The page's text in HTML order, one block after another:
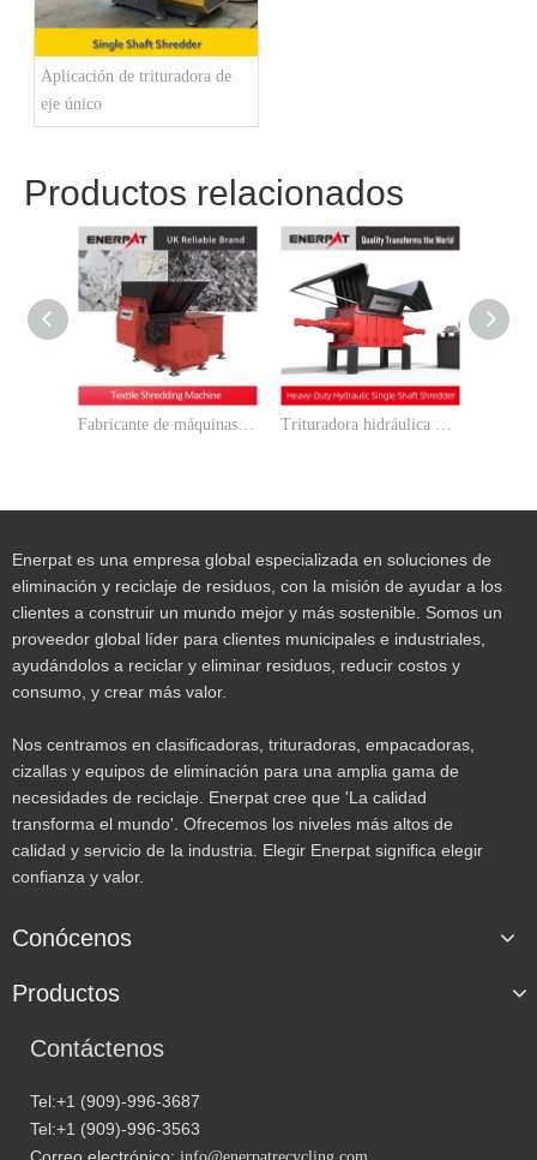
Aplicación de trituradora de
eje único
Productos relacionados
Fabricante de máquinas trituradoras de textiles ENERPAT Trituradora hidráulica de un eje de servicio pesado ENRPAT
Enerpat es una empresa global especializada en soluciones de
eliminación y reciclaje de residuos, con la misión de ayudar a los
clientes a construir un mundo mejor y más sostenible. Somos un
proveedor global líder para clientes municipales e industriales,
ayudándolos a reciclar y eliminar residuos, reducir costos y
consumo, y crear más valor.
Nos centramos en clasificadoras, trituradoras, empacadoras,
cizallas y equipos de eliminación para una amplia gama de
necesidades de reciclaje. Enerpat cree que 'La calidad
transforma el mundo'. Ofrecemos los niveles más altos de
calidad y servicio de la industria. Elegir Enerpat significa elegir
confianza y valor.
Conócenos
Productos
Contáctenos
Tel:+1 (909)-996-3687
Tel:+1 (909)-996-3563